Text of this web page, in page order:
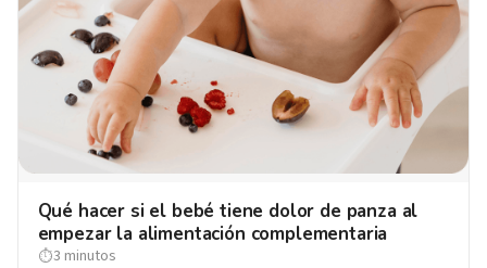
Qué hacer si el bebé tiene dolor de panza al
empezar la alimentación complementaria
⏱3 minutos